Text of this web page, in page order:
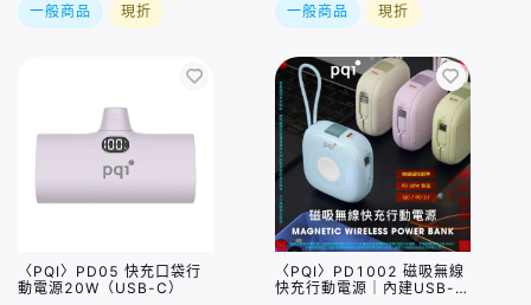
一般商品 現折 一般商品 現折
〈PQI〉PD05 快充口袋行
動電源20W（USB-C）
〈PQI〉PD1002 磁吸無線
快充行動電源｜內建USB-C